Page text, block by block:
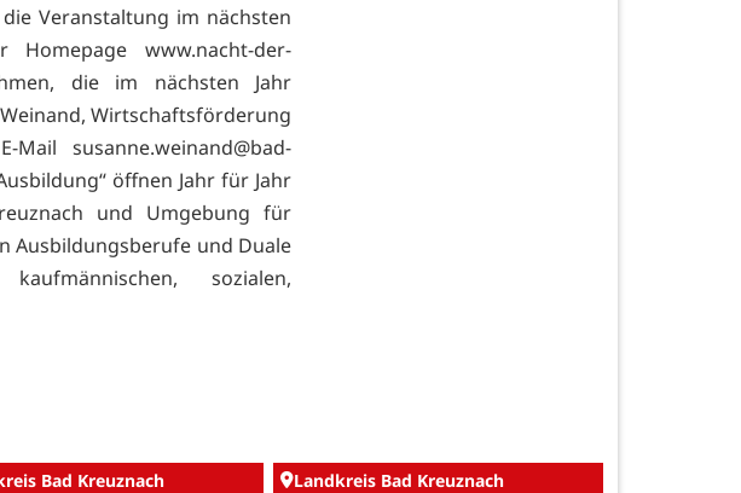
Veranstaltung im nächsten
Homepage www.nacht-der-
die im nächsten Jahr
Wirtschaftsförderung
Mail susanne.weinand@bad-
öffnen Jahr für Jahr
und Umgebung für
Ausbildungsberufe und Duale
sozialen,
Bad Kreuznach Landkreis Bad Kreuznach